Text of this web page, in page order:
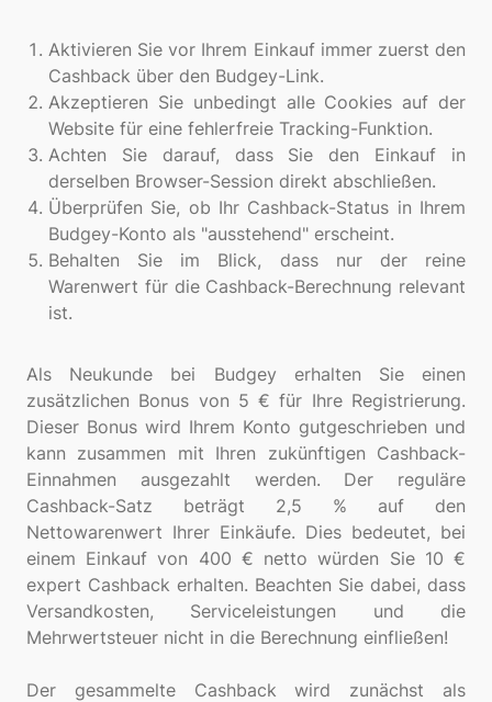
Aktivieren Sie vor Ihrem Einkauf immer zuerst den
Cashback über den Budgey-Link.
Akzeptieren Sie unbedingt alle Cookies auf der
Website für eine fehlerfreie Tracking-Funktion.
Achten Sie darauf, dass Sie den Einkauf in
derselben Browser-Session direkt abschließen.
Überprüfen Sie, ob Ihr Cashback-Status in Ihrem
Budgey-Konto als "ausstehend" erscheint.
Behalten Sie im Blick, dass nur der reine
Warenwert für die Cashback-Berechnung relevant
ist.
Als Neukunde bei Budgey erhalten Sie einen
zusätzlichen Bonus von 5 € für Ihre Registrierung.
Dieser Bonus wird Ihrem Konto gutgeschrieben und
kann zusammen mit Ihren zukünftigen Cashback-
Einnahmen ausgezahlt werden. Der reguläre
Cashback-Satz beträgt 2,5 % auf den
Nettowarenwert Ihrer Einkäufe. Dies bedeutet, bei
einem Einkauf von 400 € netto würden Sie 10 €
expert Cashback erhalten. Beachten Sie dabei, dass
Versandkosten, Serviceleistungen und die
Mehrwertsteuer nicht in die Berechnung einfließen!
Der gesammelte Cashback wird zunächst als